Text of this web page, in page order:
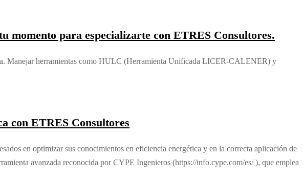
para especializarte con ETRES Consultores.
Manejar herramientas como HULC (Herramienta Unificada LICER-CALENER) y
con ETRES Consultores
en optimizar sus conocimientos en eficiencia energética y en la correcta aplicación de
avanzada reconocida por CYPE Ingenieros (https://info.cype.com/es/ ), que emplea